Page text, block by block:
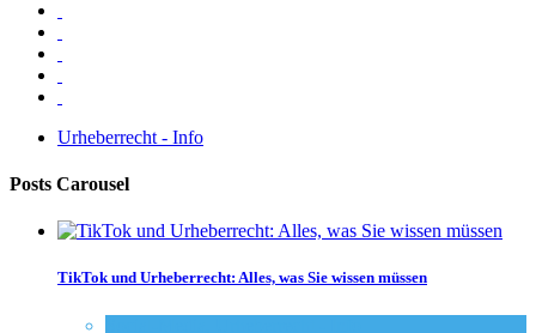
Urheberrecht - Info
Posts Carousel
TikTok und Urheberrecht: Alles, was Sie wissen müssen